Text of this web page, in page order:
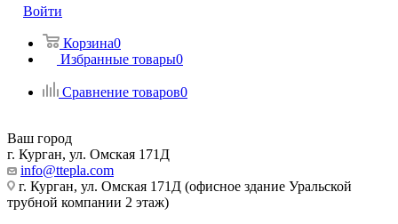
Войти
Корзина0
Избранные товары0
Сравнение товаров0
Ваш город
г. Курган, ул. Омская 171Д
info@ttepla.com
г. Курган, ул. Омская 171Д (офисное здание Уральской
трубной компании 2 этаж)